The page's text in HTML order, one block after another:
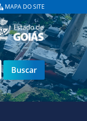
MAPA DO SITE